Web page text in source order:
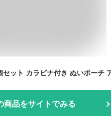
商品をサイトでみる